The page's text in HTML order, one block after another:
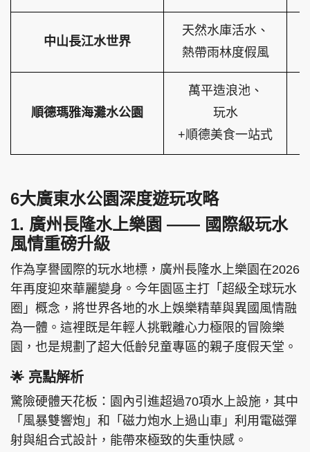
©Eastweek.com.hk. All rights reserved.
中山長江水世界
天然水庫活水、
熱帶雨林度假風
順德瑪雅海灘水公園
萬平造浪池、
玩水
+順德美食一站式
6大廣東水公園深度遊玩攻略
1. 廣州長隆水上樂園 —— 國際級玩水
風情重磅升級
作為享譽國際的玩水地標，廣州長隆水上樂園在2026
年再度迎來華麗變身。今年園區主打「超級全球玩水
圈」概念，將世界各地的水上娛樂精華與異國風情融
為一體。這裡既是年輕人挑戰離心力極限的冒險樂
園，也是規劃了超大低齡兒童專區的親子度假天堂。
🌟 亮點解析
驚險硬體天花板：園內引進超過70項水上設施，其中
「風暴雙響炮」和「磁力炮水上過山車」利用電磁彈
射與組合式設計，能帶來極致的失重快感。